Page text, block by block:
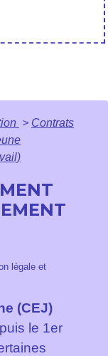
> Contrats
légale et
(CEJ)
le 1er